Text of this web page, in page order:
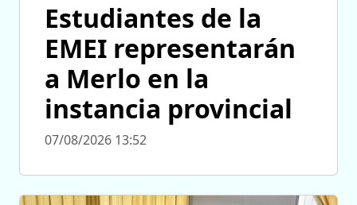
Estudiantes de la
EMEI representarán
a Merlo en la
instancia provincial
07/08/2026 13:52